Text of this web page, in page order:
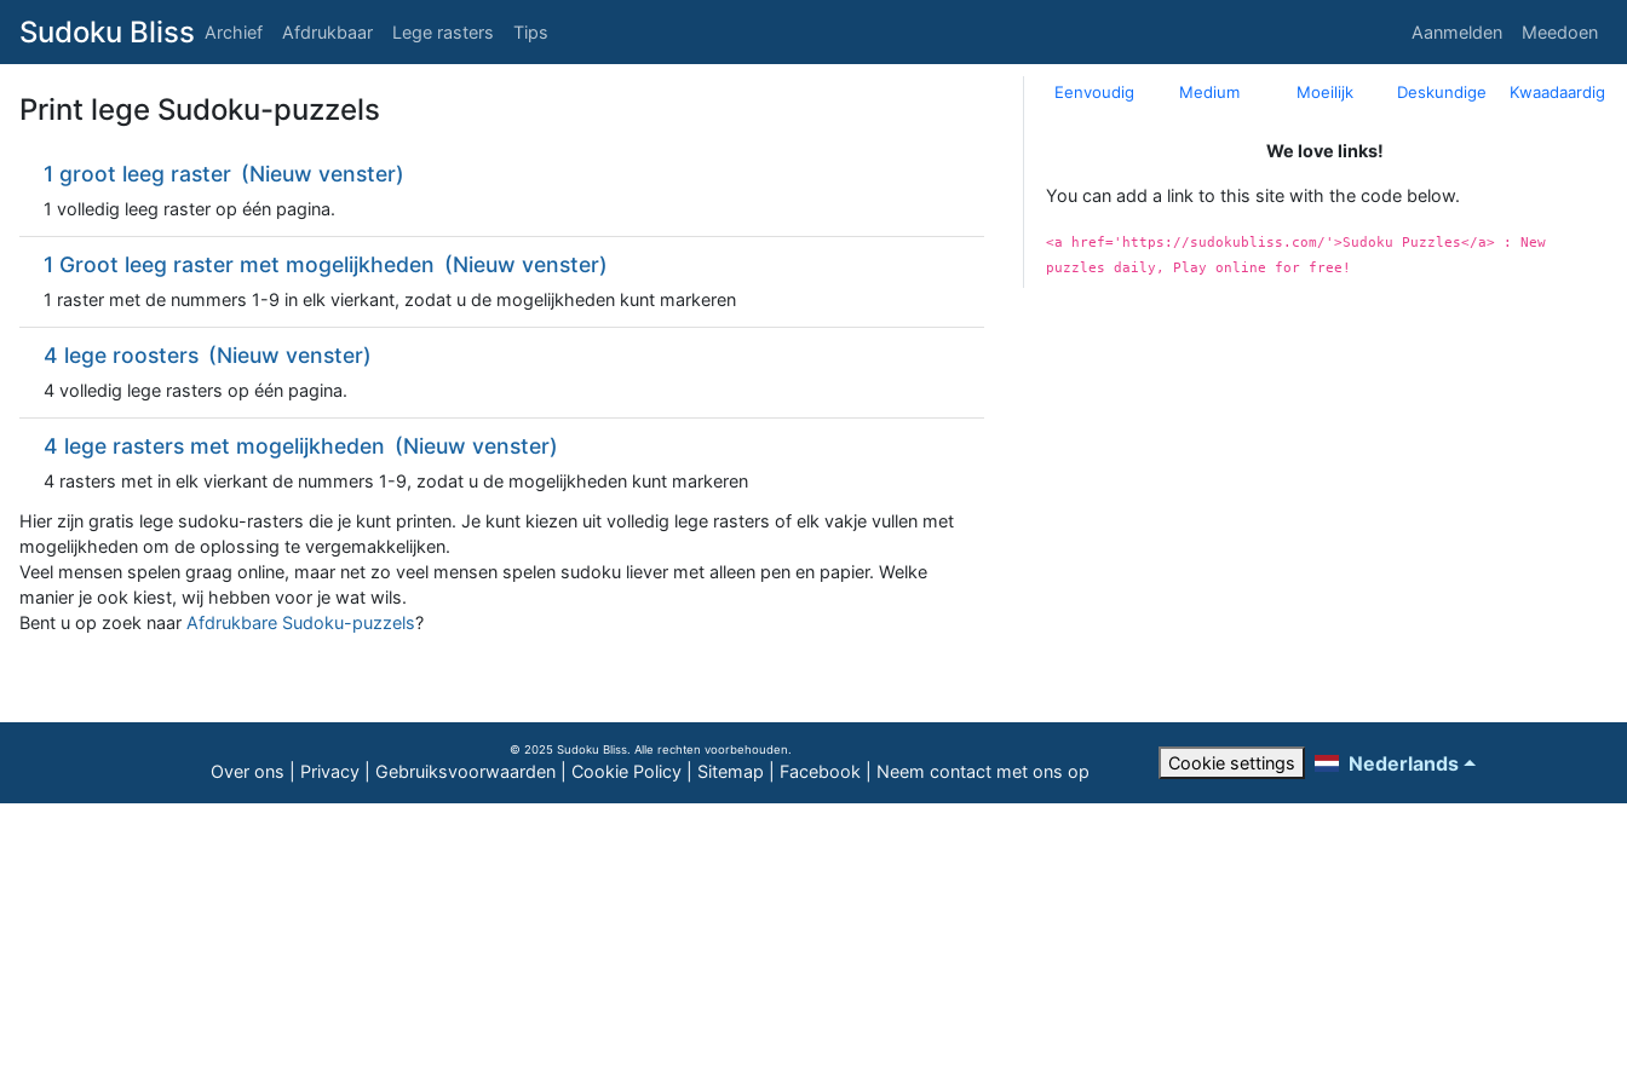
Sudoku Bliss Archief Afdrukbaar Lege rasters Tips Aanmelden Meedoen
Print lege Sudoku-puzzels
1 groot leeg raster (Nieuw venster)
1 volledig leeg raster op één pagina.
1 Groot leeg raster met mogelijkheden (Nieuw venster)
1 raster met de nummers 1-9 in elk vierkant, zodat u de mogelijkheden kunt markeren
4 lege roosters (Nieuw venster)
4 volledig lege rasters op één pagina.
4 lege rasters met mogelijkheden (Nieuw venster)
4 rasters met in elk vierkant de nummers 1-9, zodat u de mogelijkheden kunt markeren
Hier zijn gratis lege sudoku-rasters die je kunt printen. Je kunt kiezen uit volledig lege rasters of elk vakje vullen met
mogelijkheden om de oplossing te vergemakkelijken.
Veel mensen spelen graag online, maar net zo veel mensen spelen sudoku liever met alleen pen en papier. Welke
manier je ook kiest, wij hebben voor je wat wils.
Bent u op zoek naar Afdrukbare Sudoku-puzzels?
Eenvoudig Medium Moeilijk Deskundige Kwaadaardig
We love links!
You can add a link to this site with the code below.
<a href='https://sudokubliss.com/'>Sudoku Puzzles</a> : New
puzzles daily, Play online for free!
© 2025 Sudoku Bliss. Alle rechten voorbehouden.
Over ons Privacy |Gebruiksvoorwaarden |Cookie Policy Sitemap Facebook Neem contact met ons op Cookie settings Nederlands